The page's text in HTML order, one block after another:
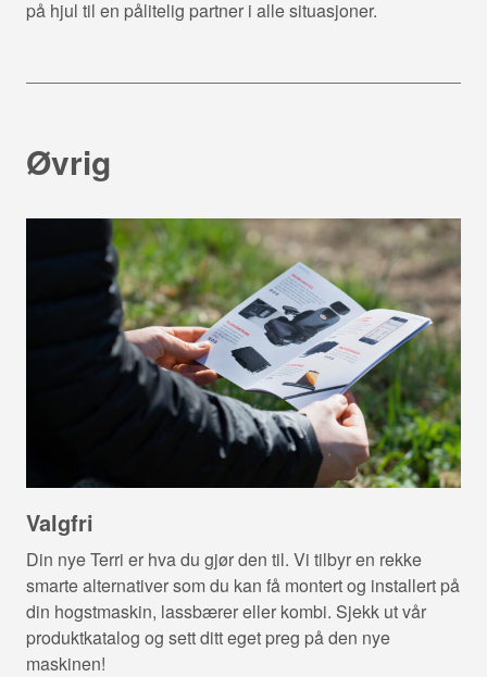
på hjul til en pålitelig partner i alle situasjoner.
Øvrig
Valgfri
Din nye Terri er hva du gjør den til. Vi tilbyr en rekke
smarte alternativer som du kan få montert og installert på
din hogstmaskin, lassbærer eller kombi. Sjekk ut vår
produktkatalog og sett ditt eget preg på den nye
maskinen!